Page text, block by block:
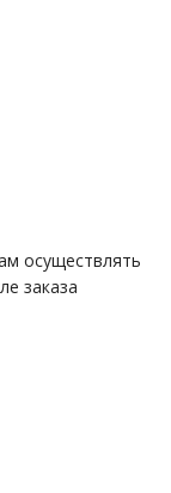
осуществлять
заказа